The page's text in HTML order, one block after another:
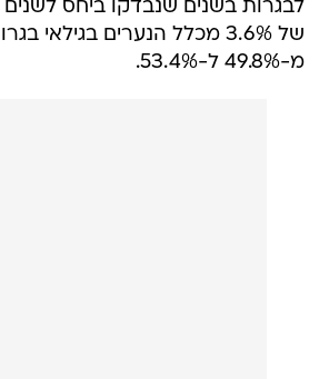
לבגרות בשנים שנבדקו ביחס לשנים
של 3.6% מכלל הנערים בגילאי
מ-49.8% ל-53.4%.